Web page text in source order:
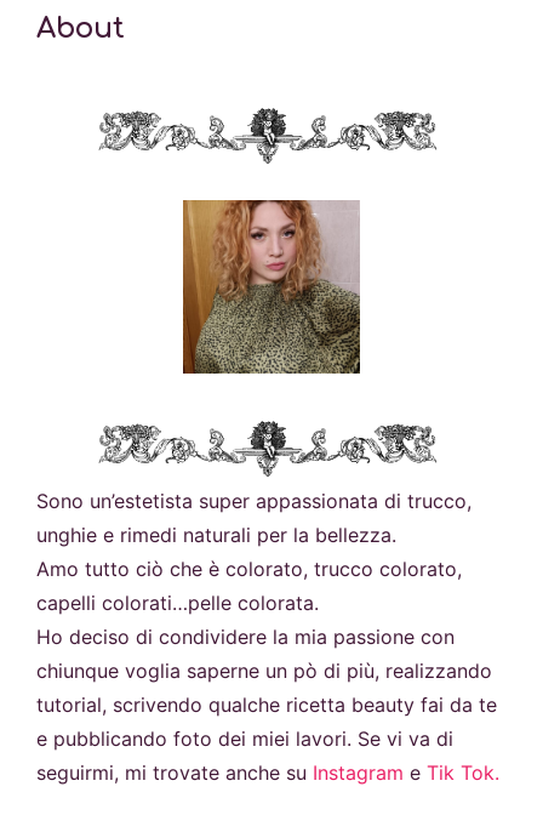
About
Sono un’estetista super appassionata di trucco,
unghie e rimedi naturali per la bellezza.
Amo tutto ciò che è colorato, trucco colorato,
capelli colorati…pelle colorata.
Ho deciso di condividere la mia passione con
chiunque voglia saperne un pò di più, realizzando
tutorial, scrivendo qualche ricetta beauty fai da te
e pubblicando foto dei miei lavori. Se vi va di
seguirmi, mi trovate anche su Instagram e Tik Tok.